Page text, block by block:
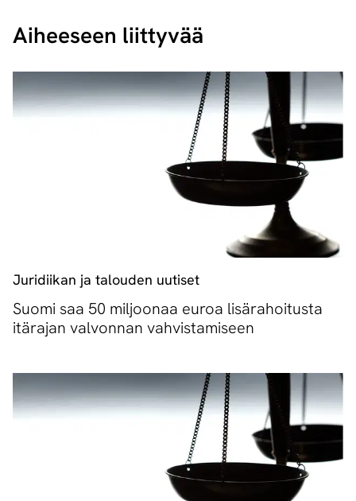
Aiheeseen liittyvää
Juridiikan ja talouden uutiset
Suomi saa 50 miljoonaa euroa lisärahoitusta
itärajan valvonnan vahvistamiseen